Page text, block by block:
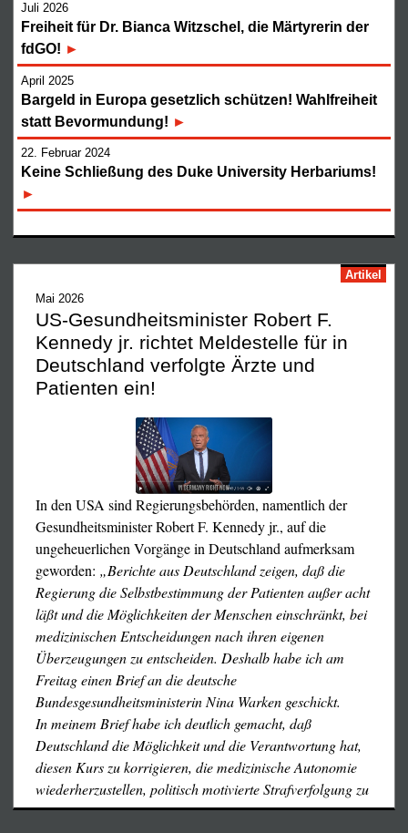
Verhandlungen, die gesamten, digitalen Patientenakten
„nur“ kopierte und nicht beschlagnahmte. Ein Zeuge
spricht von ca. zwölf Polizeiautos und dreißig Polizisten
vor Dr. Fiddikes Praxis. Vorwand für diese brachiale
Polizeiaktion: drei „falsche“ Maskenatteste!
Glücklicherweise konnte Dr. Fiddike seinen Anwalt
entwickelte sich vor der Praxis eine kleine Protestaktion
mit ca. fünfzig Personen.
Juli 2026
Freiheit für Dr. Bianca Witzschel, die Märtyrerin der
fdGO!
April 2025
Bargeld in Europa gesetzlich schützen! Wahlfreiheit
statt Bevormundung!
22. Februar 2024
Keine Schließung des Duke University Herbariums!
Artikel
Mai 2026
US-Gesundheitsminister Robert F.
Kennedy jr. richtet Meldestelle für in
Deutschland verfolgte Ärzte und
Patienten ein!
In den USA sind Regierungsbehörden, namentlich der
Gesundheitsminister Robert F. Kennedy jr., auf die
ungeheuerlichen Vorgänge in Deutschland aufmerksam
geworden: „Berichte aus Deutschland zeigen, daß die
Regierung die Selbstbestimmung der Patienten außer acht
läßt und die Möglichkeiten der Menschen einschränkt, bei
medizinischen Entscheidungen nach ihren eigenen
Überzeugungen zu entscheiden. Deshalb habe ich am
Freitag einen Brief an die deutsche
Bundesgesundheitsministerin Nina Warken geschickt.
In meinem Brief habe ich deutlich gemacht, daß
Deutschland die Möglichkeit und die Verantwortung hat,
diesen Kurs zu korrigieren, die medizinische Autonomie
wiederherzustellen, politisch motivierte Strafverfolgung zu
…